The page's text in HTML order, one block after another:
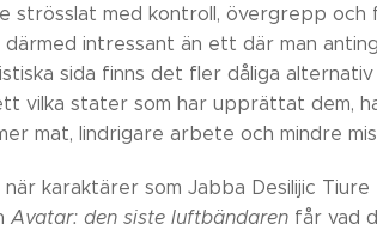
strösslat med kontroll, övergrepp och
intressant än ett där man
sida finns det fler dåliga
vilka stater som har upprättat dem,
mat, lindrigare arbete och mindre
karaktärer som Jabba Desilijic Tiure
Avatar: den siste luftbändaren får vad